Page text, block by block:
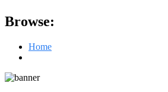
Browse:
Home